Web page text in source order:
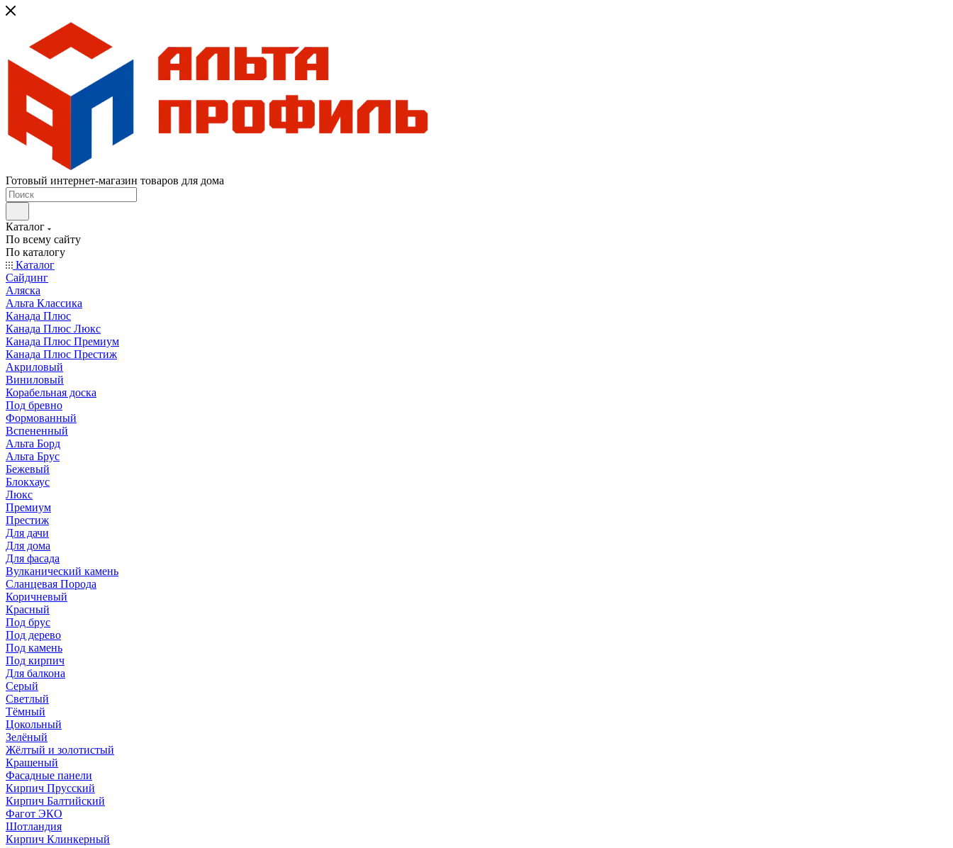
Готовый интернет-магазин товаров для дома
Каталог
По всему сайту
По каталогу
Каталог
Сайдинг
Аляска
Альта Классика
Канада Плюс
Канада Плюс Люкс
Канада Плюс Премиум
Канада Плюс Престиж
Акриловый
Виниловый
Корабельная доска
Под бревно
Формованный
Вспененный
Альта Борд
Альта Брус
Бежевый
Блокхаус
Люкс
Премиум
Престиж
Для дачи
Для дома
Для фасада
Вулканический камень
Сланцевая Порода
Коричневый
Красный
Под брус
Под дерево
Под камень
Под кирпич
Для балкона
Серый
Светлый
Тёмный
Цокольный
Зелёный
Жёлтый и золотистый
Крашеный
Фасадные панели
Кирпич Прусский
Кирпич Балтийский
Фагот ЭКО
Шотландия
Кирпич Клинкерный